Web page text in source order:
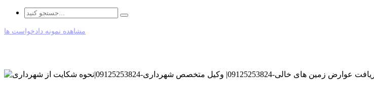
مشاهده نمونه دادخواست ها